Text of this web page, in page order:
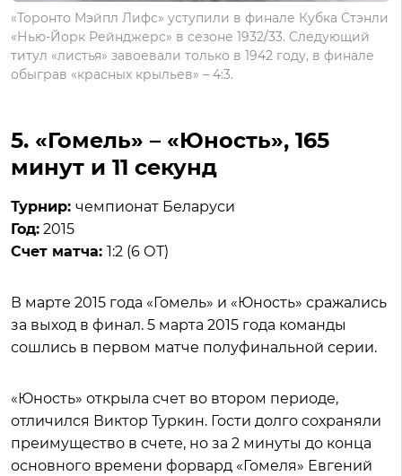
«Торонто Мэйпл Лифс» уступили в финале Кубка Стэнли
«Нью-Йорк Рейнджерс» в сезоне 1932/33. Следующий
титул «листья» завоевали только в 1942 году, в финале
обыграв «красных крыльев» – 4:3.
5. «Гомель» – «Юность», 165
минут и 11 секунд
Турнир: чемпионат Беларуси
Год: 2015
Счет матча: 1:2 (6 ОТ)
В марте 2015 года «Гомель» и «Юность» сражались
за выход в финал. 5 марта 2015 года команды
сошлись в первом матче полуфинальной серии.
«Юность» открыла счет во втором периоде,
отличился Виктор Туркин. Гости долго сохраняли
преимущество в счете, но за 2 минуты до конца
основного времени форвард «Гомеля» Евгений